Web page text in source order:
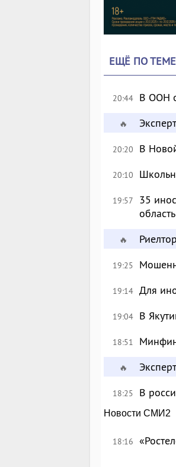
ЕЩЁ ПО ТЕМЕ
20:44 В ООН
🔥
20:20 В
20:10
19:57
35
область
🔥
19:25
19:14 Для
19:04 В
18:51
🔥
18:25 В
Новости СМИ2
18:16